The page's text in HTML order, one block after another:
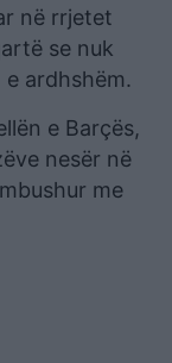
në rrjetet
se nuk
ardhshëm.
e Barçës,
nesër në
me